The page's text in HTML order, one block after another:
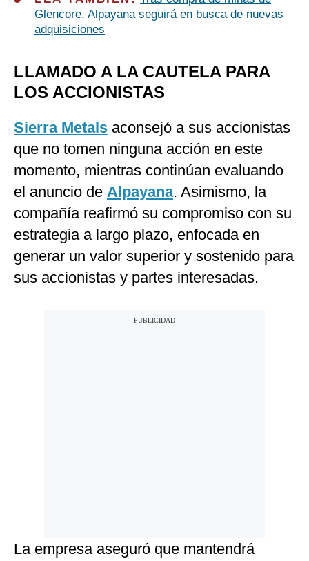
Glencore, Alpayana seguirá en busca de nuevas
adquisiciones
LLAMADO A LA CAUTELA PARA
LOS ACCIONISTAS
Sierra Metals aconsejó a sus accionistas
que no tomen ninguna acción en este
momento, mientras continúan evaluando
el anuncio de Alpayana. Asimismo, la
compañía reafirmó su compromiso con su
estrategia a largo plazo, enfocada en
generar un valor superior y sostenido para
sus accionistas y partes interesadas.
La empresa aseguró que mantendrá